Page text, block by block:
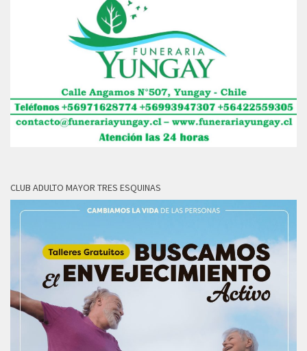
CLUB ADULTO MAYOR TRES ESQUINAS